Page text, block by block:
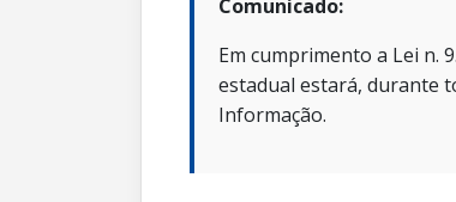
Comunicado:
Em cumprimento a Lei n.
estadual estará, durante
Informação.